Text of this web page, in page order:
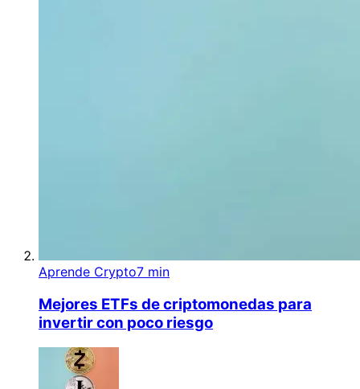
Aprende Crypto7 min
Mejores ETFs de criptomonedas para
invertir con poco riesgo